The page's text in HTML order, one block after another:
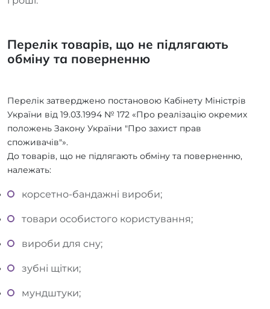
Перелік товарів, що не підлягають
обміну та поверненню
Перелік затверджено постановою Кабінету Міністрів
України від 19.03.1994 № 172 «Про реалізацію окремих
положень Закону України "Про захист прав
споживачів"».
До товарів, що не підлягають обміну та поверненню,
належать:
корсетно-бандажні вироби;
товари особистого користування;
вироби для сну;
зубні щітки;
мундштуки;